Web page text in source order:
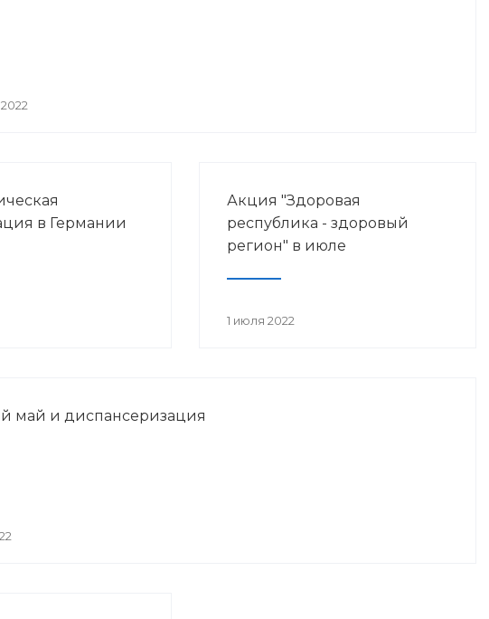
в Германии
Акция "Здоровая
республика - здоровый
регион" в июле
1 июля 2022
май и диспансеризация